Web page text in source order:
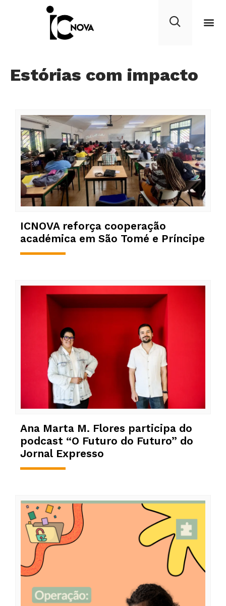
Estórias com impacto
ICNOVA reforça cooperação
académica em São Tomé e Príncipe
Ana Marta M. Flores participa do
podcast “O Futuro do Futuro” do
Jornal Expresso